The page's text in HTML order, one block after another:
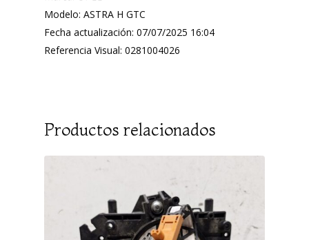
Modelo: ASTRA H GTC
Fecha actualización: 07/07/2025 16:04
Referencia Visual: 0281004026
Productos relacionados